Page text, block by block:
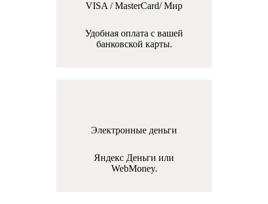
VISA / MasterCard/ Мир
Удобная оплата с вашей
банковской карты.
Электронные деньги
Яндекс Деньги или
WebMoney.